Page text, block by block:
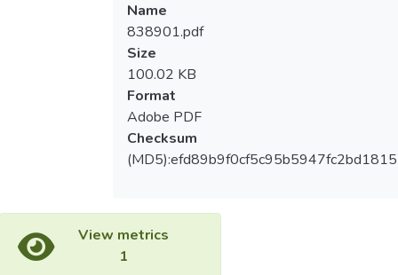
Name
838901.pdf
Size
100.02 KB
Format
Adobe PDF
Checksum
View metrics
1